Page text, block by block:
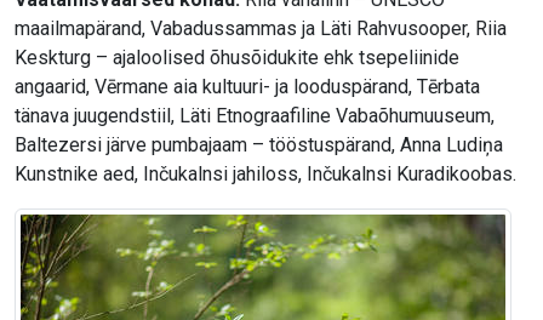
maailmapärand, Vabadussammas ja Läti Rahvusooper, Riia
Keskturg – ajaloolised õhusõidukite ehk tsepeliinide
angaarid, Vērmane aia kultuuri- ja looduspärand, Tērbata
tänava juugendstiil, Läti Etnograafiline Vabaõhumuuseum,
Baltezersi järve pumbajaam – tööstuspärand, Anna Ludiņa
Kunstnike aed, Inčukalnsi jahiloss, Inčukalnsi Kuradikoobas.